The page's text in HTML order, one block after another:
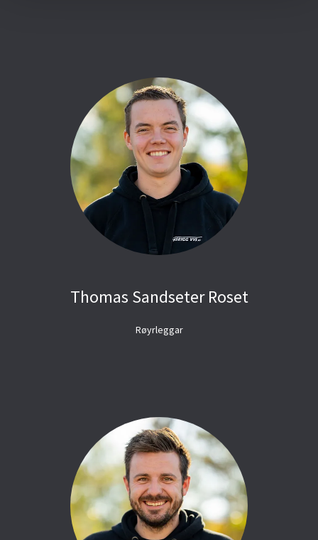
Thomas Sandseter Roset
Røyrleggar